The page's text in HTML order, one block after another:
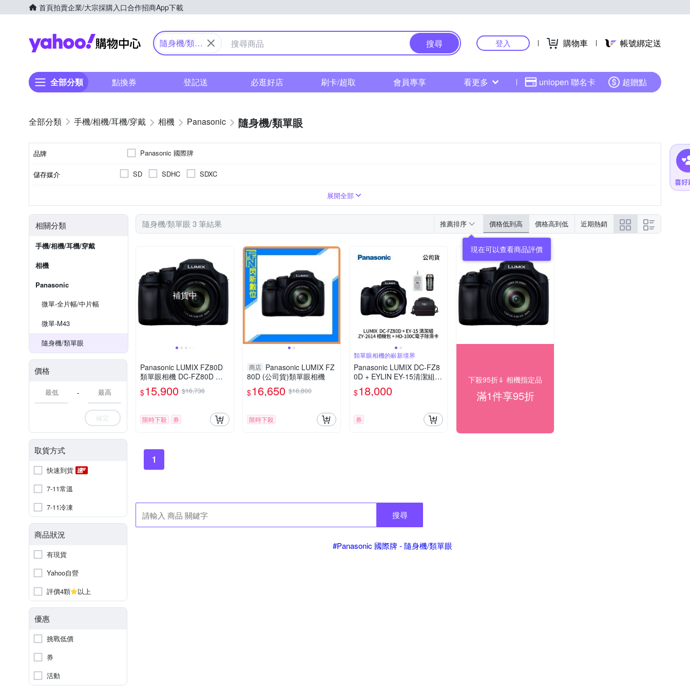
首頁拍賣企業/大宗採購入口合作招商App下載
Yahoo購物中心
隨身機/類單
搜尋 登入 購物車 帳號綁定送
全部分類 點換券 登記送 必逛好店 刷卡/超取 會員專享 看更多 uniopen 聯名卡 超贈點
手機/相機/耳機/穿戴 相機 Panasonic 隨身機/類單眼
品牌 Panasonic 國際牌
儲存媒介 SD SDHC SDXC
展開全部
相關分類
手機/相機/耳機/穿戴
相機
Panasonic
微單-全片幅/中片幅
微單-M43
隨身機/類單眼
價格
-
確定
取貨方式
快速到貨
7-11常溫
7-11冷凍
商品狀況
有現貨
Yahoo自營
評價4顆
以上
優惠
挑戰低價
券
活動
隨身機/類單眼 3 筆結果 推薦排序 價格低到高 價格高到低 近期熱銷
現在可以查看商品評價
補貨中
Panasonic LUMIX FZ80D
類單眼相機 DC-FZ80D 公
司貨
$15,900 $16,736
限時下殺 券
商店 Panasonic LUMIX FZ
80D (公司貨)類單眼相機
$16,650 $16,800
限時下殺
類單眼相機的嶄新境界
Panasonic LUMIX DC-FZ8
0D + EYLIN EY-15清潔組 +
SunLight ZY-2614相機包 +
EirMai 銳瑪 HD-100C電子
$18,000
券
下殺95折⇓ 相機指定品
滿1件享95折
1
搜尋
#Panasonic 國際牌 - 隨身機/類單眼